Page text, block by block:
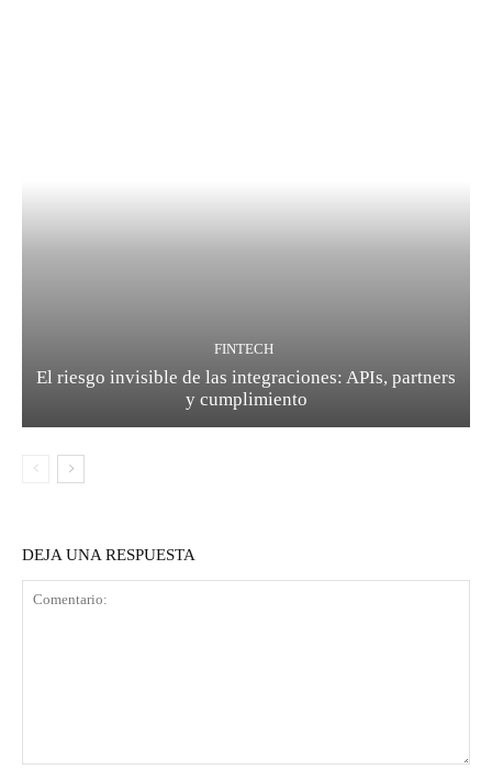
FINTECH
El riesgo invisible de las integraciones: APIs, partners
y cumplimiento
DEJA UNA RESPUESTA